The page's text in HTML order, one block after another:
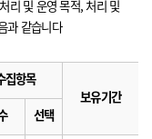
리 및 운영 목적, 처리 및
과 같습니다
집항목
보유기간
선택